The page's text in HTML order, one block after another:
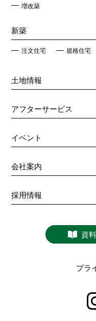
増改築
新築
注文住宅 規格住宅
土地情報
アフターサービス
イベント
会社案内
採用情報
資
プラ